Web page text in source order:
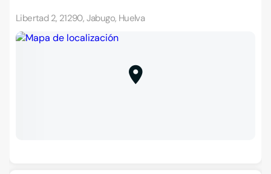
Libertad 2, 21290, Jabugo, Huelva